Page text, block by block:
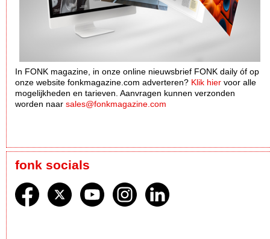
In FONK magazine, in onze online nieuwsbrief FONK daily óf op
onze website fonkmagazine.com adverteren? Klik hier voor alle
mogelijkheden en tarieven. Aanvragen kunnen verzonden
worden naar sales@fonkmagazine.com
fonk socials